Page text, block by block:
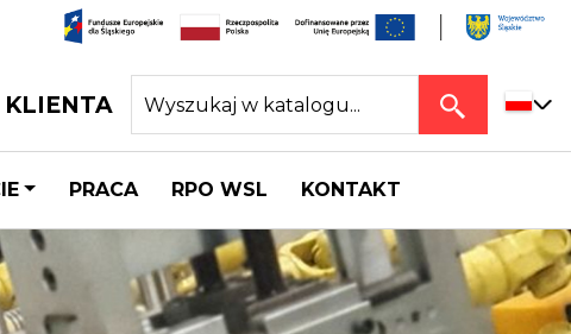
KLIENTA
PRACA RPO WSL KONTAKT